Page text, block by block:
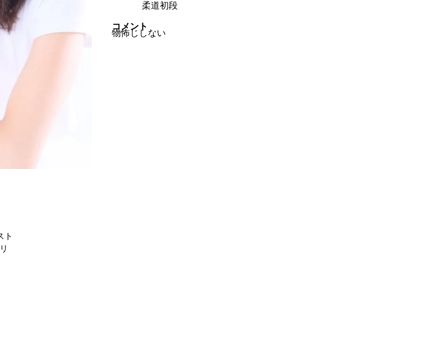
柔道初段
コメント
物怖じしない
ト